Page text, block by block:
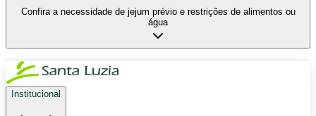
Confira a necessidade de jejum prévio e restrições de alimentos ou
água
Institucional